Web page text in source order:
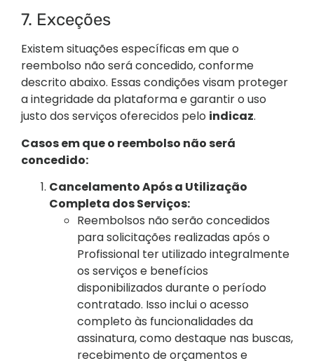
7. Exceções
Existem situações específicas em que o
reembolso não será concedido, conforme
descrito abaixo. Essas condições visam proteger
a integridade da plataforma e garantir o uso
justo dos serviços oferecidos pelo indicaz.
Casos em que o reembolso não será
concedido:
Cancelamento Após a Utilização
Completa dos Serviços:
Reembolsos não serão concedidos
para solicitações realizadas após o
Profissional ter utilizado integralmente
os serviços e benefícios
disponibilizados durante o período
contratado. Isso inclui o acesso
completo às funcionalidades da
assinatura, como destaque nas buscas,
recebimento de orçamentos e